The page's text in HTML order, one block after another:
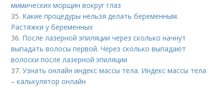
мимических морщин вокруг глаз
35. Какие процедуры нельзя делать беременным.
Растяжки у беременных
36. После лазерной эпиляции через сколько начнут
выпадать волосы первой. Через сколько выпадают
волоски после лазерной эпиляции
37.Узнать онлайн индекс массы тела. Индекс массы тела
– калькулятор онлайн